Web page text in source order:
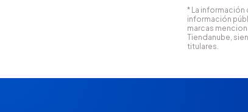
* La
información
marcas
Tiendanube,
titulares.